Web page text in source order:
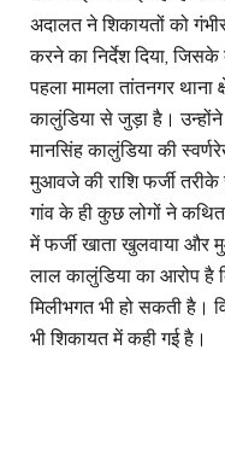
अदालत ने शिकायतों को
करने का निर्देश दिया, जिसके
पहला मामला तांतनगर थाना
कालुंडिया से जुड़ा है। उन्होंने
मानसिंह कालुंडिया की
मुआवजे की राशि फर्जी
गांव के ही कुछ लोगों ने
में फर्जी खाता खुलवाया
लाल कालुंडिया का आरोप है
मिलीभगत भी हो सकती है।
भी शिकायत में कही गई है।